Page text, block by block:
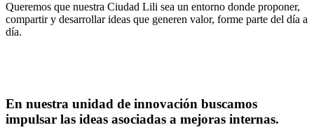
Queremos que nuestra Ciudad Lili sea un entorno donde proponer,
compartir y desarrollar ideas que generen valor, forme parte del día a
día.
En nuestra unidad de innovación buscamos
impulsar las ideas asociadas a mejoras internas.